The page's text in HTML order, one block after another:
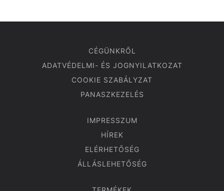
CÉGÜNKRŐL
ADATVÉDELMI- ÉS JOGNYILATKOZAT
COOKIE SZABÁLYZAT
PANASZKEZELÉS
IMPRESSZUM
HÍREK
ELÉRHETŐSÉG
ÁLLÁSLEHETŐSÉG